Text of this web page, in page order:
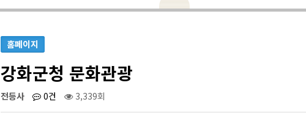
홈페이지
강화군청 문화관광
전등사 0건 3,339회